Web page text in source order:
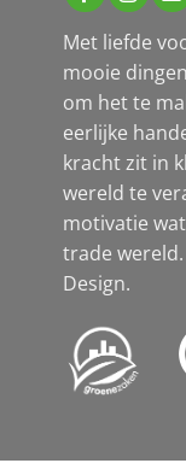
Met liefde
mooie
om het te
eerlijke
kracht zit in
wereld te
motivatie
trade
Design.